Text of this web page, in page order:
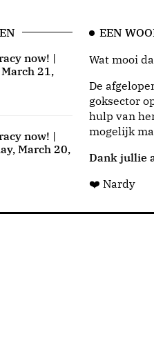
now! |
21,
now! |
March 20,
EEN
Wat mooi
De
goksector
hulp van
mogelijk
Dank jullie
❤️ Nardy